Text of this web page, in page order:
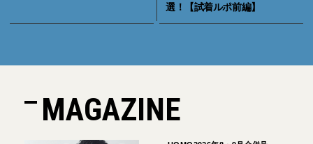
選！【試着ルポ前編】
MAGAZINE